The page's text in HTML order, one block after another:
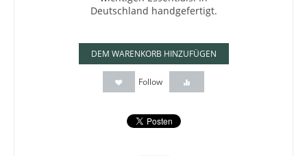
Deutschland handgefertigt.
DEM WARENKORB HINZUFÜGEN
Follow